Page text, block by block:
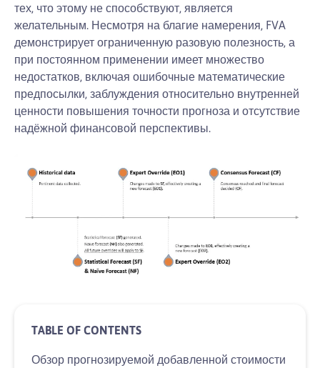
тех, что этому не способствуют, является
желательным. Несмотря на благие намерения, FVA
демонстрирует ограниченную разовую полезность, а
при постоянном применении имеет множество
недостатков, включая ошибочные математические
предпосылки, заблуждения относительно внутренней
ценности повышения точности прогноза и отсутствие
надёжной финансовой перспективы.
Обзор прогнозируемой добавленной стоимости